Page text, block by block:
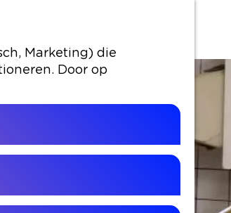
Marketing) die
Door op